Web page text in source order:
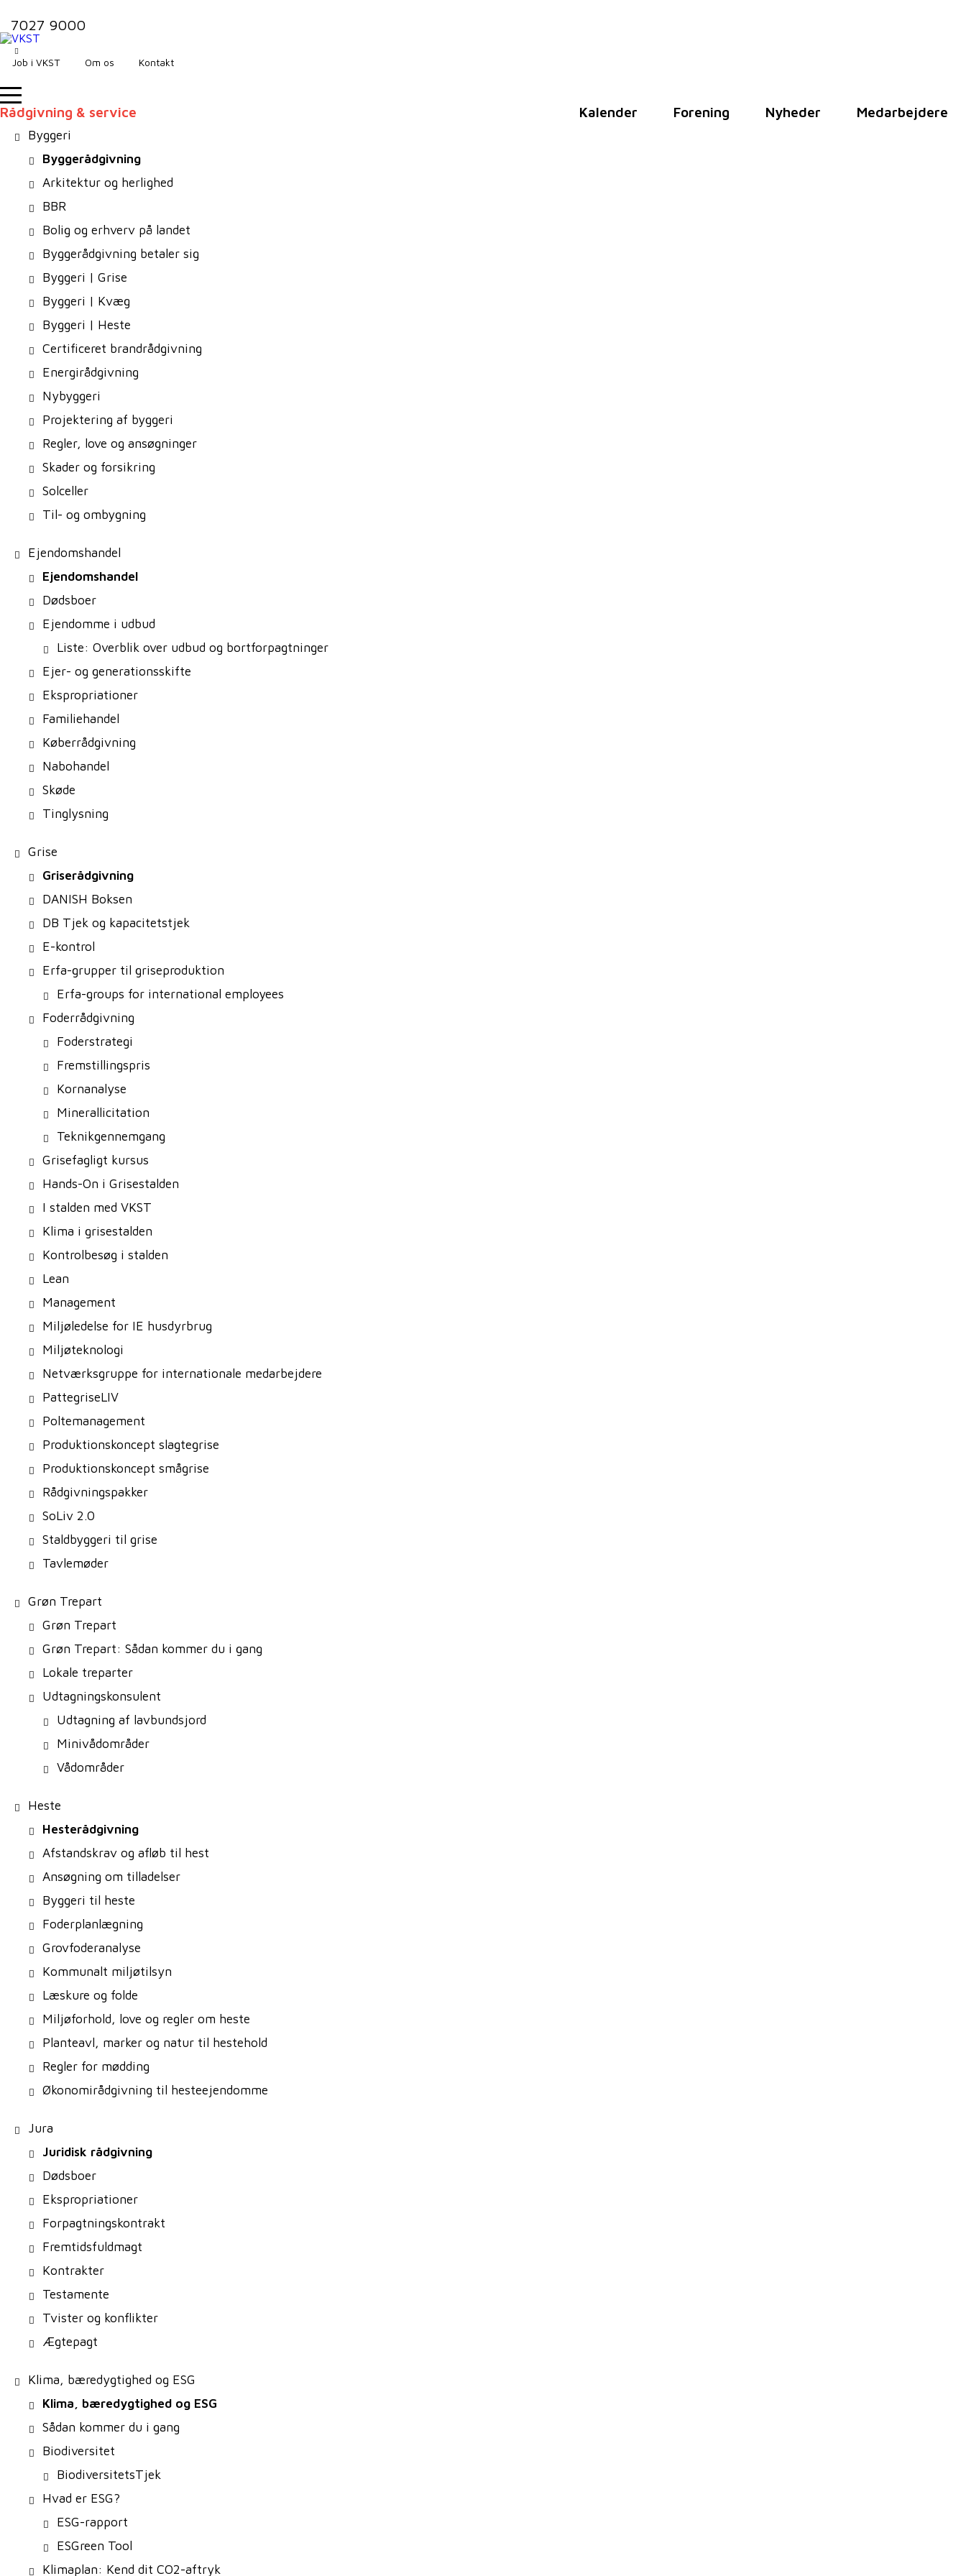
7027 9000
Job i VKST Om os Kontakt
Rådgivning & service
Byggeri
Byggerådgivning
Arkitektur og herlighed
BBR
Bolig og erhverv på landet
Byggerådgivning betaler sig
Byggeri | Grise
Byggeri | Kvæg
Byggeri | Heste
Certificeret brandrådgivning
Energirådgivning
Nybyggeri
Projektering af byggeri
Regler, love og ansøgninger
Skader og forsikring
Solceller
Til- og ombygning
Ejendomshandel
Ejendomshandel
Dødsboer
Ejendomme i udbud
Liste: Overblik over udbud og bortforpagtninger
Ejer- og generationsskifte
Ekspropriationer
Familiehandel
Køberrådgivning
Nabohandel
Skøde
Tinglysning
Grise
Griserådgivning
DANISH Boksen
DB Tjek og kapacitetstjek
E-kontrol
Erfa-grupper til griseproduktion
Erfa-groups for international employees
Foderrådgivning
Foderstrategi
Fremstillingspris
Kornanalyse
Minerallicitation
Teknikgennemgang
Grisefagligt kursus
Hands-On i Grisestalden
I stalden med VKST
Klima i grisestalden
Kontrolbesøg i stalden
Lean
Management
Miljøledelse for IE husdyrbrug
Miljøteknologi
Netværksgruppe for internationale medarbejdere
PattegriseLIV
Poltemanagement
Produktionskoncept slagtegrise
Produktionskoncept smågrise
Rådgivningspakker
SoLiv 2.0
Staldbyggeri til grise
Tavlemøder
Grøn Trepart
Grøn Trepart
Grøn Trepart: Sådan kommer du i gang
Lokale treparter
Udtagningskonsulent
Udtagning af lavbundsjord
Minivådområder
Vådområder
Heste
Hesterådgivning
Afstandskrav og afløb til hest
Ansøgning om tilladelser
Byggeri til heste
Foderplanlægning
Grovfoderanalyse
Kommunalt miljøtilsyn
Læskure og folde
Miljøforhold, love og regler om heste
Planteavl, marker og natur til hestehold
Regler for mødding
Økonomirådgivning til hesteejendomme
Jura
Juridisk rådgivning
Dødsboer
Ekspropriationer
Forpagtningskontrakt
Fremtidsfuldmagt
Kontrakter
Testamente
Tvister og konflikter
Ægtepagt
Klima, bæredygtighed og ESG
Klima, bæredygtighed og ESG
Sådan kommer du i gang
Biodiversitet
BiodiversitetsTjek
Hvad er ESG?
ESG-rapport
ESGreen Tool
Klimaplan: Kend dit CO2-aftryk
Kalender Forening Nyheder Medarbejdere